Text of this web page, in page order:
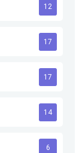
12
17
17
14
6